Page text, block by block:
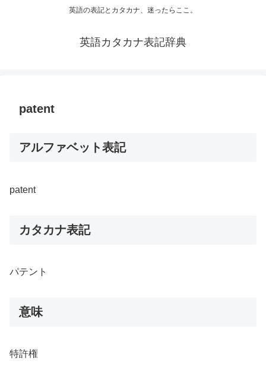
英語の表記とカタカナ、迷ったらここ。
英語カタカナ表記辞典
patent
アルファベット表記
patent
カタカナ表記
パテント
意味
特許権